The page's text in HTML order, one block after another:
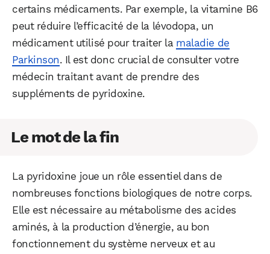
certains médicaments. Par exemple, la vitamine B6
peut réduire l’efficacité de la lévodopa, un
médicament utilisé pour traiter la maladie de
Parkinson. Il est donc crucial de consulter votre
médecin traitant avant de prendre des
suppléments de pyridoxine.
Le mot de la fin
La pyridoxine joue un rôle essentiel dans de
nombreuses fonctions biologiques de notre corps.
Elle est nécessaire au métabolisme des acides
aminés, à la production d’énergie, au bon
fonctionnement du système nerveux et au